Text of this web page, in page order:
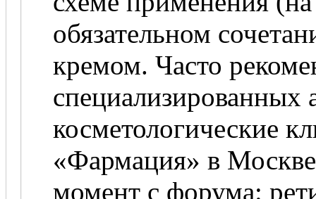
обязательном
кремом. Часто
косметологические
«Фармация» в
момент с форума: